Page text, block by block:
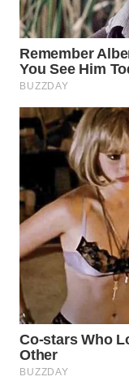
WN
INDRAMAYU
WN
KUNINGAN
WN
MAJALENGKA
WN
SUBANG
WN
SUKABUMI
PURWAKARTA